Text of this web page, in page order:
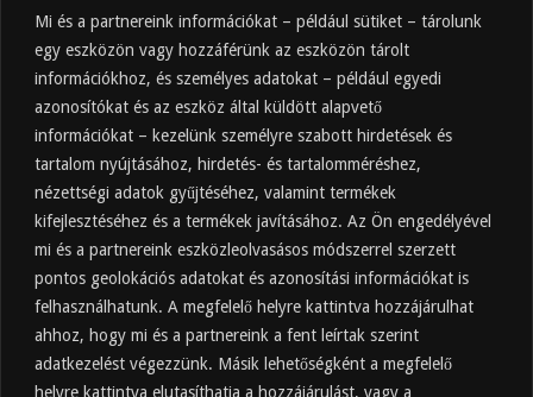
Mi és a partnereink információkat – például sütiket – tárolunk
egy eszközön vagy hozzáférünk az eszközön tárolt
információkhoz, és személyes adatokat – például egyedi
azonosítókat és az eszköz által küldött alapvető
információkat – kezelünk személyre szabott hirdetések és
tartalom nyújtásához, hirdetés- és tartalomméréshez,
nézettségi adatok gyűjtéséhez, valamint termékek
kifejlesztéséhez és a termékek javításához. Az Ön engedélyével
mi és a partnereink eszközleolvasásos módszerrel szerzett
pontos geolokációs adatokat és azonosítási információkat is
felhasználhatunk. A megfelelő helyre kattintva hozzájárulhat
ahhoz, hogy mi és a partnereink a fent leírtak szerint
adatkezelést végezzünk. Másik lehetőségként a megfelelő
helyre kattintva elutasíthatja a hozzájárulást, vagy a
Felkapott
Almaecet mire jó? 21 gyakori felhasználási
terület
2025.10.31.
Almaecet fogyasztása: mikor, mennyit, mivel
hígítva?
2025.10.30.